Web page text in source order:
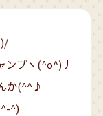
ンプヽ(^o^)丿
か(^^♪
^)